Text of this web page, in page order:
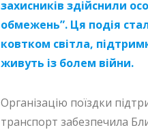
захисників здійснили
обмежень”. Ця подія
ковтком світла,
живуть із болем війни.
Організацію поїздки
транспорт забезпечила